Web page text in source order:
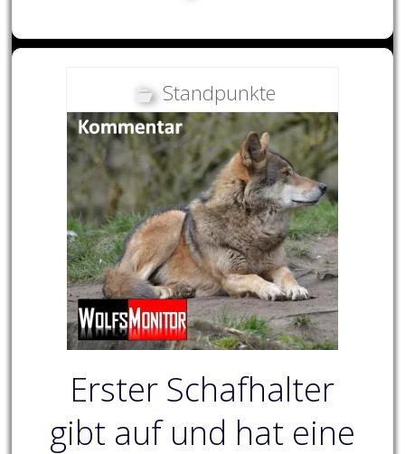
Standpunkte
Erster Schafhalter
gibt auf und hat eine